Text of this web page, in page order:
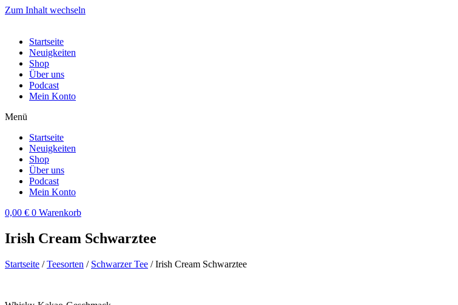
Zum Inhalt wechseln
Startseite
Neuigkeiten
Shop
Über uns
Podcast
Mein Konto
Menü
Startseite
Neuigkeiten
Shop
Über uns
Podcast
Mein Konto
0,00 € 0 Warenkorb
Irish Cream Schwarztee
Startseite /Teesorten / Schwarzer Tee / Irish Cream Schwarztee